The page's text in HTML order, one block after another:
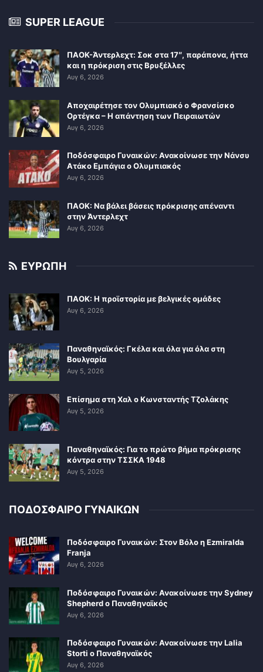
SUPER LEAGUE
ΠΑΟΚ-Άντερλεχτ: Σοκ στα 17″, παράπονα, ήττα
και η πρόκριση στις Βρυξέλλες
Αυγ 6, 2026
Αποχαιρέτησε τον Ολυμπιακό ο Φρανσίσκο
Ορτέγκα – Η απάντηση των Πειραιωτών
Αυγ 6, 2026
Ποδόσφαιρο Γυναικών: Ανακοίνωσε την Νάνσυ
Ατάκο Εμπάγια ο Ολυμπιακός
Αυγ 6, 2026
ΠΑΟΚ: Να βάλει βάσεις πρόκρισης απέναντι
στην Άντερλεχτ
Αυγ 6, 2026
ΕΥΡΩΠΗ
ΠΑΟΚ: Η προϊστορία με βελγικές ομάδες
Αυγ 6, 2026
Παναθηναϊκός: Γκέλα και όλα για όλα στη
Βουλγαρία
Αυγ 5, 2026
Επίσημα στη Χαλ ο Κωνσταντής Τζολάκης
Αυγ 5, 2026
Παναθηναϊκός: Για το πρώτο βήμα πρόκρισης
κόντρα στην ΤΣΣΚΑ 1948
Αυγ 5, 2026
ΠΟΔΟΣΦΑΙΡΟ ΓΥΝΑΙΚΩΝ
Ποδόσφαιρο Γυναικών: Στον Βόλο η Ezmiralda
Franja
Αυγ 6, 2026
Ποδόσφαιρο Γυναικών: Ανακοίνωσε την Sydney
Shepherd ο Παναθηναϊκός
Αυγ 6, 2026
Ποδόσφαιρο Γυναικών: Ανακοίνωσε την Lalia
Storti ο Παναθηναϊκός
Αυγ 6, 2026